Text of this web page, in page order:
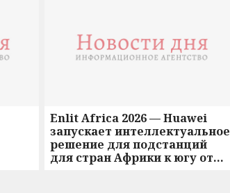
Enlit Africa 2026 — Huawei
запускает интеллектуальное
решение для подстанций
для стран Африки к югу от